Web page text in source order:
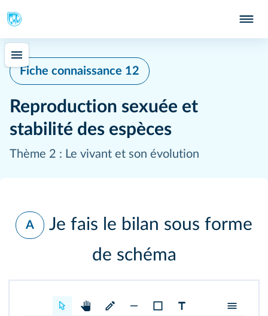
Fiche connaissance 12
Reproduction sexuée et
stabilité des espèces
Thème 2 : Le vivant et son évolution
A
Je fais le bilan sous forme
de schéma